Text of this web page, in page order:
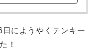
にようやくテンキー
！